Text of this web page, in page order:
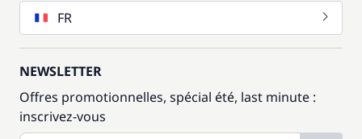
FR
NEWSLETTER
Offres promotionnelles, spécial été, last minute :
inscrivez-vous